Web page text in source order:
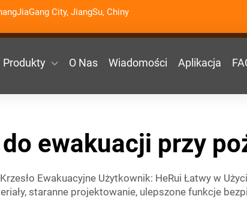
City, JiangSu, Chiny
Produkty O Nas Wiadomości Aplikacja
do ewakuacji przy
Krzesło Ewakuacyjne Użytkownik: HeRui Łatwy w
staranne projektowanie, ulepszone funkcje